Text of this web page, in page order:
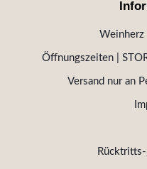
Weinherz
Öffnungszeiten |
Versand nur an